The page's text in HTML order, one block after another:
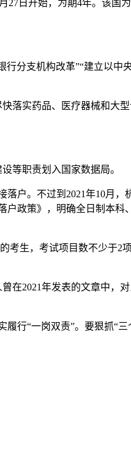
日开始，为期4年。该国
分支机构改革”“建立以中
实药品、医疗器械和大
等职责划入国家数据局。
户。不过到2021年10月，
政策》，明确全日制本科
考生，考试项目数不少于2
2021年发表的文章中，
行“一岗双责”。要狠抓“三